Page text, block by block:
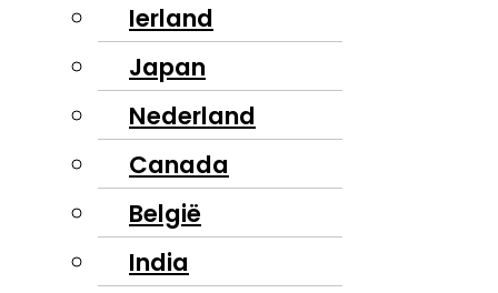
Ierland
Japan
Nederland
Canada
België
India